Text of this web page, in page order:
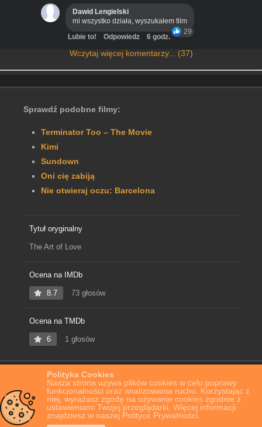
Polityka Cookies
Nasza strona używa plików cookies w celu poprawy
funkcjonalności oraz analizowania ruchu. Korzystając z
niej, wyrażasz zgodę na używanie cookies zgodnie z
ustawieniami Twojej przeglądarki. Więcej informacji
znajdziesz w naszej Polityce Prywatności.
Dawid Lengielski
mi wszystko działa, wyszukałem film
29
Lubie to! Odpowiedz 6 godz.
Wczytaj więcej komentarzy... (37)
Sprawdź podobne filmy:
Terminator Too – The Movie
Kimi
Sundown
Oni cię zabiją
Nie otwieraj oczu: Barcelona
Tytuł oryginalny
The Art of Love
Ocena na IMDb
8.7 73 głosów
Ocena na TMDb
6 1 głosów
Film Online The Art of Love